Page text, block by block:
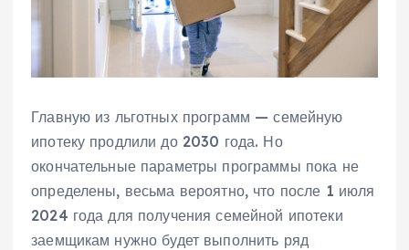
Главную из льготных программ — семейную
ипотеку продлили до 2030 года. Но
окончательные параметры программы пока не
определены, весьма вероятно, что после 1 июля
2024 года для получения семейной ипотеки
заемщикам нужно будет выполнить ряд